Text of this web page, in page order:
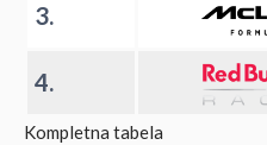
3.
4.
Kompletna tabela